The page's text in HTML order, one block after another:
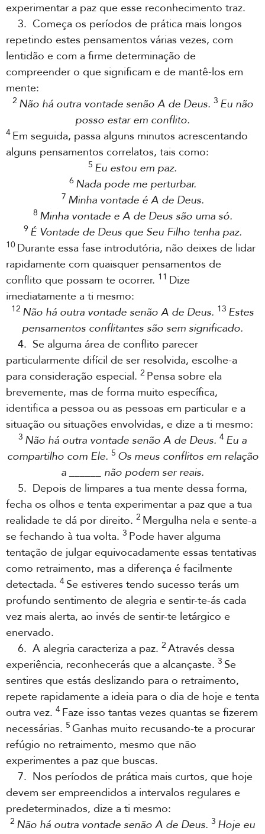
experimentar a paz que esse reconhecimento traz.
3. Começa os períodos de prática mais longos
repetindo estes pensamentos várias vezes, com
lentidão e com a firme determinação de
compreender o que significam e de mantê-los em
mente:
2 Não há outra vontade senão A de Deus. 3 Eu não
posso estar em conflito.
4 Em seguida, passa alguns minutos acrescentando
alguns pensamentos correlatos, tais como:
5 Eu estou em paz.
6 Nada pode me perturbar.
7 Minha vontade é A de Deus.
8 Minha vontade e A de Deus são uma só.
9 É Vontade de Deus que Seu Filho tenha paz.
10 Durante essa fase introdutória, não deixes de lidar
rapidamente com quaisquer pensamentos de
conflito que possam te ocorrer. 11 Dize
imediatamente a ti mesmo:
12 Não há outra vontade senão A de Deus. 13 Estes
pensamentos conflitantes são sem significado.
4. Se alguma área de conflito parecer
particularmente difícil de ser resolvida, escolhe-a
para consideração especial. 2 Pensa sobre ela
brevemente, mas de forma muito específica,
identifica a pessoa ou as pessoas em particular e a
situação ou situações envolvidas, e dize a ti mesmo:
3 Não há outra vontade senão A de Deus. 4 Eu a
compartilho com Ele. 5 Os meus conflitos em relação
a ______ não podem ser reais.
5. Depois de limpares a tua mente dessa forma,
fecha os olhos e tenta experimentar a paz que a tua
realidade te dá por direito. 2 Mergulha nela e sente-a
se fechando à tua volta. 3 Pode haver alguma
tentação de julgar equivocadamente essas tentativas
como retraimento, mas a diferença é facilmente
detectada. 4 Se estiveres tendo sucesso terás um
profundo sentimento de alegria e sentir-te-ás cada
vez mais alerta, ao invés de sentir-te letárgico e
enervado.
6. A alegria caracteriza a paz. 2 Através dessa
experiência, reconhecerás que a alcançaste. 3 Se
sentires que estás deslizando para o retraimento,
repete rapidamente a ideia para o dia de hoje e tenta
outra vez. 4 Faze isso tantas vezes quantas se fizerem
necessárias. 5 Ganhas muito recusando-te a procurar
refúgio no retraimento, mesmo que não
experimentes a paz que buscas.
7. Nos períodos de prática mais curtos, que hoje
devem ser empreendidos a intervalos regulares e
predeterminados, dize a ti mesmo:
2 Não há outra vontade senão A de Deus. 3 Hoje eu